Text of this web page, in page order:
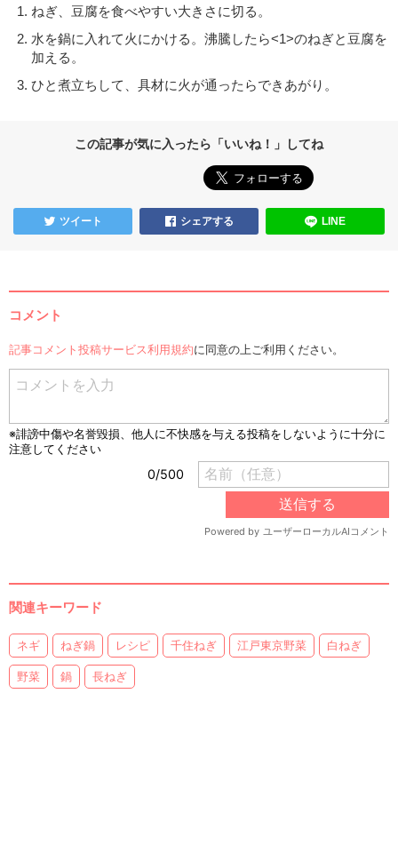
ねぎ、豆腐を食べやすい大きさに切る。
水を鍋に入れて火にかける。沸騰したら<1>のねぎと豆腐を
加える。
ひと煮立ちして、具材に火が通ったらできあがり。
この記事が気に入ったら「いいね！」してね
ツイート シェアする LINE
コメント
記事コメント投稿サービス利用規約に同意の上ご利用ください。
関連キーワード
ネギ ねぎ鍋 レシピ 千住ねぎ 江戸東京野菜 白ねぎ
野菜 鍋 長ねぎ